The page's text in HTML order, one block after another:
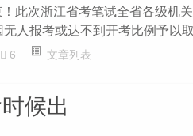
此次浙江省考笔试全省各级机
人报考或达不到开考比例予以
6 文章列表
候出